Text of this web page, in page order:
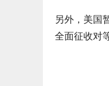
另外，美国
全面征收对